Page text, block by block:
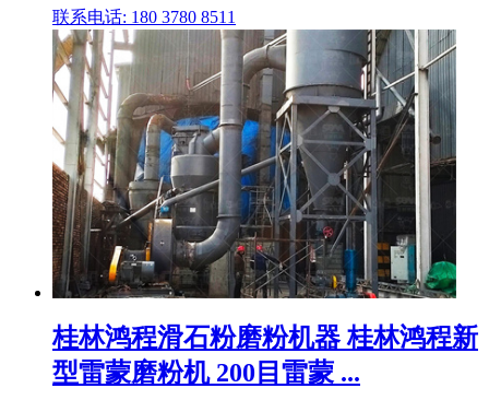
联系电话: 180 3780 8511
桂林鸿程滑石粉磨粉机器 桂林鸿程新
型雷蒙磨粉机 200目雷蒙 ...